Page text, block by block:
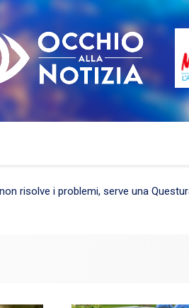
Paciero con le “Passeggiate al